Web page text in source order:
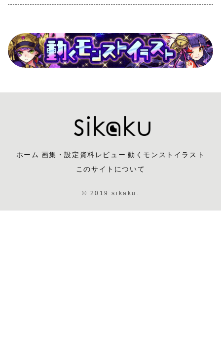
ホーム 画集・設定資料レビュー 動くモンストイラスト
このサイトについて
© 2019 sikaku.